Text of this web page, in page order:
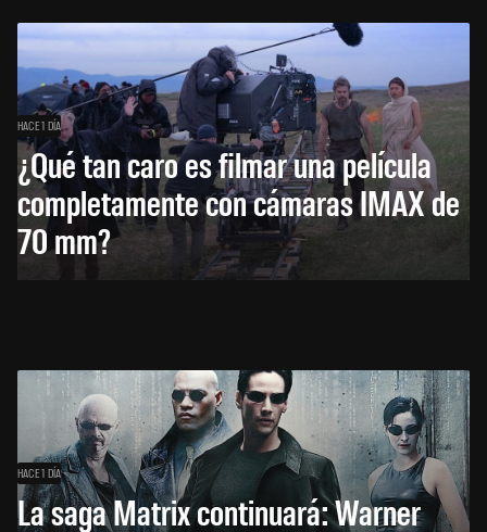
HACE 1 DÍA
¿Qué tan caro es filmar una película
completamente con cámaras IMAX de
70 mm?
HACE 1 DÍA
La saga Matrix continuará: Warner